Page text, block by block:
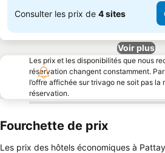
Consulter les prix de 4 sites
Voir plus
Les prix et les disponibilités que nous
réservation changent constamment.
l’offre affichée sur trivago ne soit pas la
réservation.
Fourchette de prix
Les prix des hôtels économiques à